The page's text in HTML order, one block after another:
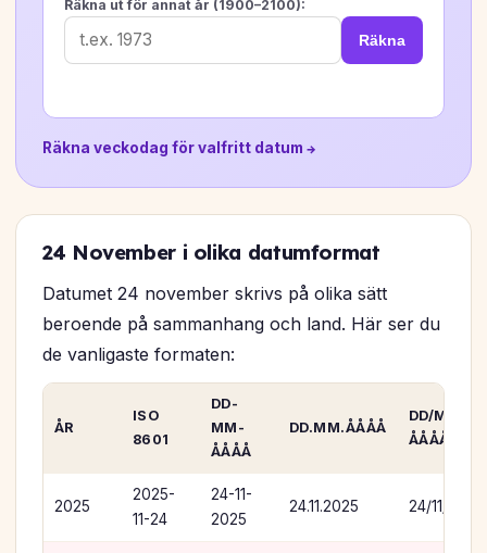
Räkna ut för annat år (1900–2100):
Räkna
Räkna veckodag för valfritt datum →
24 November i olika datumformat
Datumet 24 november skrivs på olika sätt
beroende på sammanhang och land. Här ser du
de vanligaste formaten:
ÅR
ISO
8601
DD-
MM-
ÅÅÅÅ
DD.MM.ÅÅÅÅ
DD/MM/
ÅÅÅÅ
2025
2025-
11-24
24-11-
2025
24.11.2025 24/11/2025